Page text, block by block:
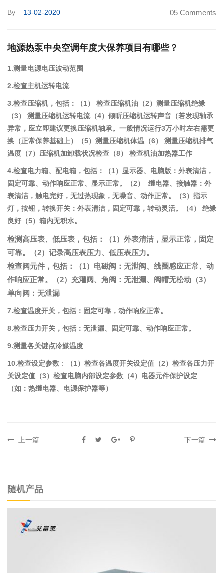
By 13-02-2020 05 Comments
地源热泵中央空调年度大保养项目有哪些？
1.测量电源电压波动范围
2.检查主机运转电流
3.检查压缩机，包括：（1）
检查压缩机油（2）测量压缩机绝缘
（3）
测量压缩机运转电流（4）倾听压缩机运转声音（若发现轴承
异常，应立即建议更换压缩机轴承。一般情况运行3万小时左右需更
换（正常保养基础上）（5）测量压缩机体温（6）
测量压缩机排气
温度（7）压缩机加卸载状况检查（8）
检查机油加热器工作
4.检查电力箱、配电箱，包括：（1）显示器、电脑版：外表清洁，
固定可靠、动作响应正常、显示正常。（2）
继电器、接触器：外
表清洁，触电完好，无过热现象，无噪音、动作正常。（3）指示
灯，按钮，转换开关：外表清洁，固定可靠，转动灵活。（4） 绝缘
良好（5）箱内无积水。
检测高压表、低压表，包括：（1）外表清洁，显示正常，固定
可靠。（2）记录高压表压力、低压表压力。
检查阀元件，包括：（1）电磁阀：无泄阀、线圈感应正常、动
作响应正常。（2）充灌阀、角阀：无泄漏、阀帽无松动（3）
单向阀：无泄漏
7.检查温度开关，包括：固定可靠，动作响应正常。
8.检查压力开关，包括：无泄漏、固定可靠、动作响应正常。
9.测量各关键点冷媒温度
10.检查设定参数 ：
（1）检查各温度开关设定值（2）检查各压力开
关设定值（3）检查电脑内部设定参数（4）电器元件保护设定
（如：热继电器、电源保护器等）
上一篇 下一篇
随机产品